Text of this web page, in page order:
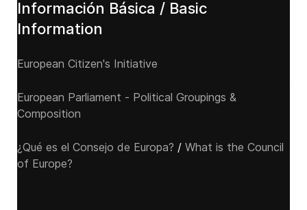
Información Básica / Basic
Information
European Citizen's Initiative
European Parliament - Political Groupings &
Composition
¿Qué es el Consejo de Europa? / What is the Council
of Europe?